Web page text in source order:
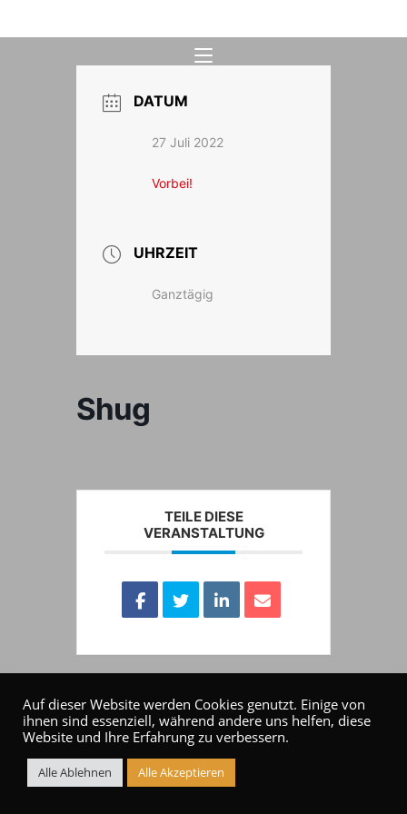
Inhalt
DATUM
27 Juli 2022
Vorbei!
UHRZEIT
Ganztägig
Shug
TEILE DIESE
VERANSTALTUNG
Auf dieser Website werden Cookies genutzt. Einige von
ihnen sind essenziell, während andere uns helfen, diese
Website und Ihre Erfahrung zu verbessern.
Alle Ablehnen Alle Akzeptieren